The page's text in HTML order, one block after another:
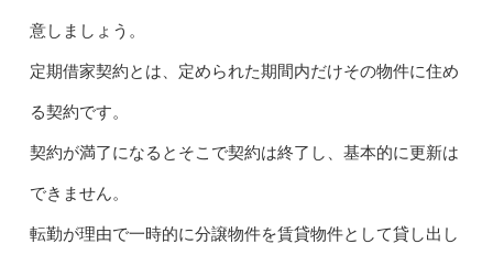
意しましょう。
定期借家契約とは、定められた期間内だけその物件に住め
る契約です。
契約が満了になるとそこで契約は終了し、基本的に更新は
できません。
転勤が理由で一時的に分譲物件を賃貸物件として貸し出し